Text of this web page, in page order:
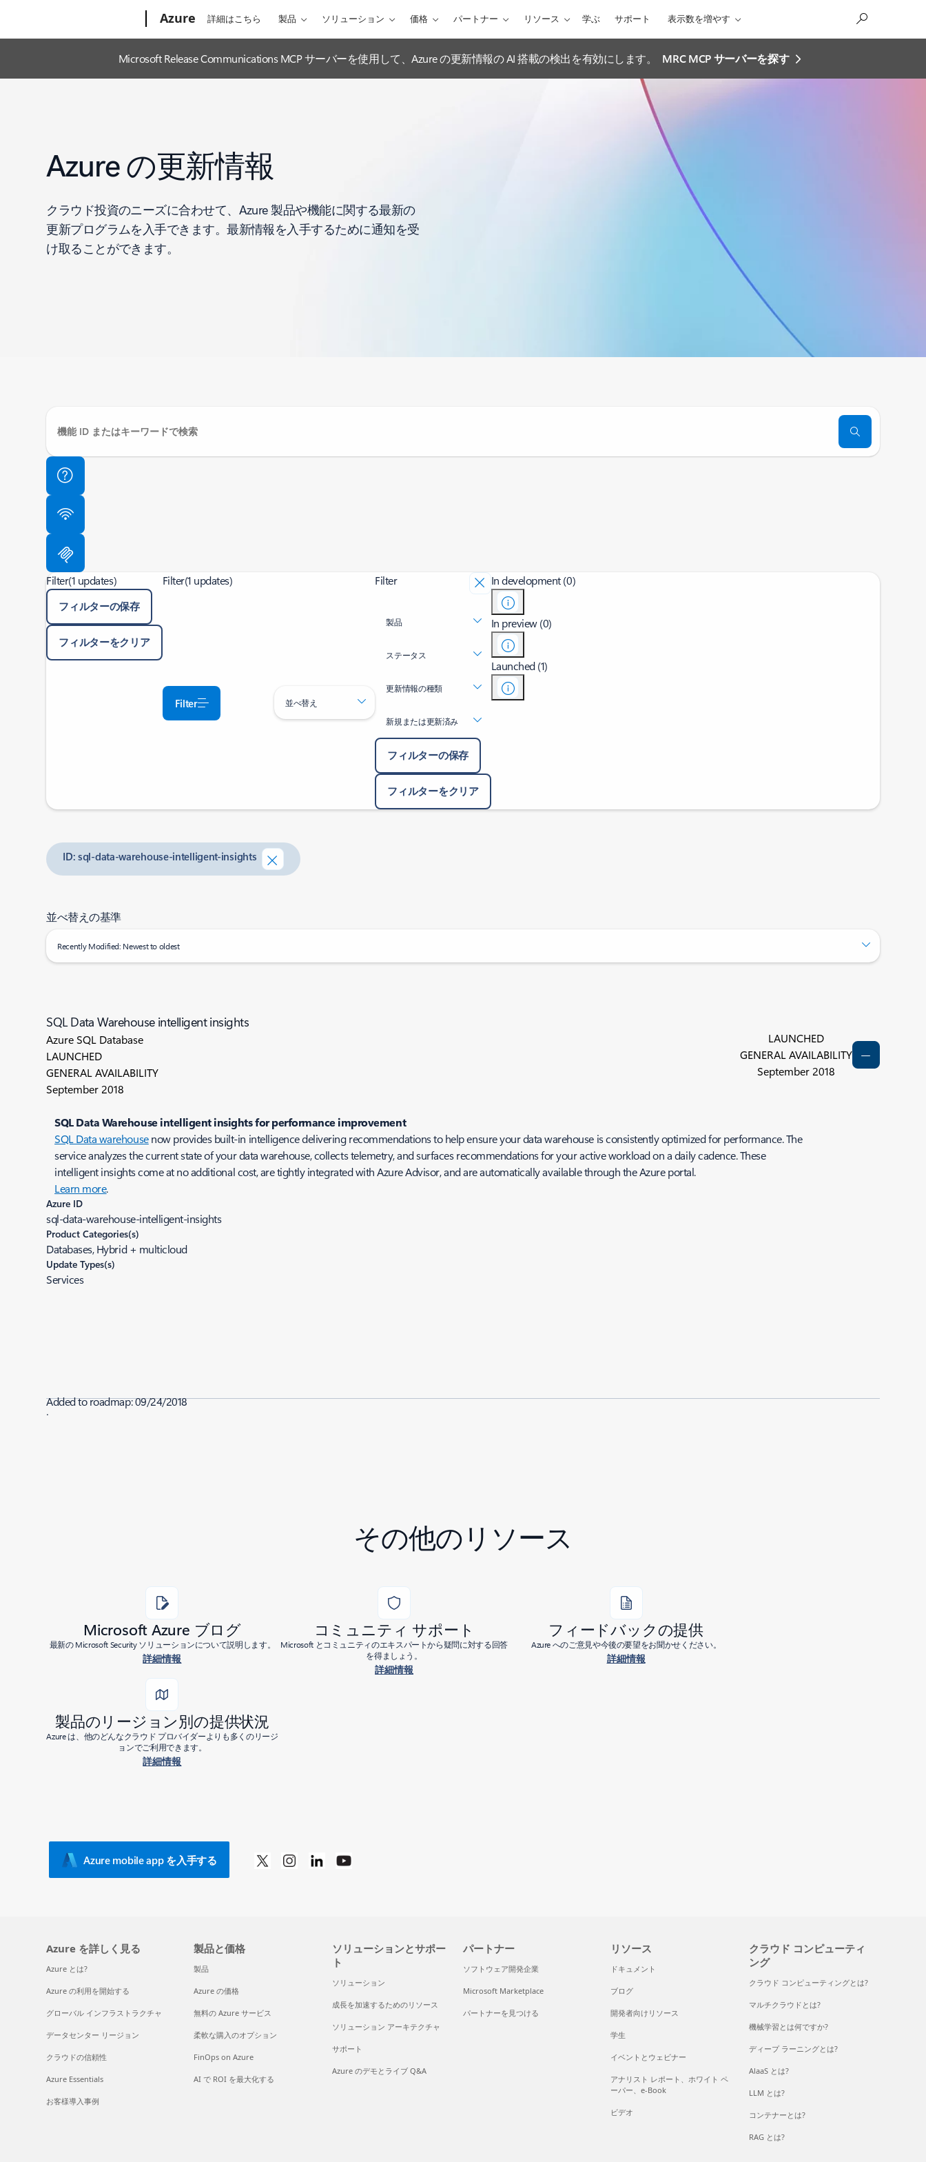
Azure 詳細はこちら 製品 ソリューション 価格 パートナー リソース 学ぶ サポート 表示数を増やす
Microsoft Release Communications MCP サーバーを使用して、Azure の更新情報の AI 搭載の検出を有効にします。 MRC MCP サーバーを探す
Azure の更新情報
クラウド投資のニーズに合わせて、Azure 製品や機能に関する最新の
更新プログラムを入手できます。最新情報を入手するために通知を受
け取ることができます。
Filter(1 updates)
フィルターの保存
フィルターをクリア
Filter(1 updates)
Filter 並べ替え
Filter
製品
ステータス
更新情報の種類
新規または更新済み
フィルターの保存
フィルターをクリア
In development (0)
In preview (0)
Launched (1)
ID: sql-data-warehouse-intelligent-insights
並べ替えの基準
Recently Modified: Newest to oldest
SQL Data Warehouse intelligent insights
Azure SQL Database
LAUNCHED
GENERAL AVAILABILITY
September 2018
LAUNCHED
GENERAL AVAILABILITY
September 2018
SQL Data Warehouse intelligent insights for performance improvement
SQL Data warehousenow provides built-in intelligence delivering recommendations to help ensure your data warehouse is consistently optimized for performance. The
service analyzes the current state of your data warehouse, collects telemetry, and surfaces recommendations for your active workload on a daily cadence. These
intelligent insights come at no additional cost, are tightly integrated with Azure Advisor, and are automatically available through the Azure portal.
Learn more.
Azure ID
sql-data-warehouse-intelligent-insights
Product Categories(s)
Databases, Hybrid + multicloud
Update Types(s)
Services
Added to roadmap:09/24/2018
|
その他のリソース
Microsoft Azure ブログ
最新の Microsoft Security ソリューションについて説明します。
詳細情報
コミュニティ サポート
Microsoft とコミュニティのエキスパートから疑問に対する回答
を得ましょう。
詳細情報
フィードバックの提供
Azure へのご意見や今後の要望をお聞かせください。
詳細情報
製品のリージョン別の提供状況
Azure は、他のどんなクラウド プロバイダーよりも多くのリージ
ョンでご利用できます。
詳細情報
Azure mobile app を入手する
Azure を詳しく見る
Azure とは?
Azure の利用を開始する
グローバル インフラストラクチャ
データセンター リージョン
クラウドの信頼性
Azure Essentials
お客様導入事例
製品と価格
製品
Azure の価格
無料の Azure サービス
柔軟な購入のオプション
FinOps on Azure
AI で ROI を最大化する
ソリューションとサポー
ト
ソリューション
成長を加速するためのリソース
ソリューション アーキテクチャ
サポート
Azure のデモとライブ Q&A
パートナー
ソフトウェア開発企業
Microsoft Marketplace
パートナーを見つける
リソース
ドキュメント
ブログ
開発者向けリソース
学生
イベントとウェビナー
アナリスト レポート、ホワイト ペ
ーパー、e-Book
ビデオ
クラウド コンピューティ
ング
クラウド コンピューティングとは?
マルチクラウドとは?
機械学習とは何ですか?
ディープ ラーニングとは?
AlaaS とは?
LLM とは?
コンテナーとは?
RAG とは?